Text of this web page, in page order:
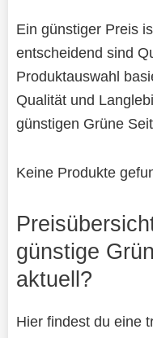
Ein günstiger Preis
entscheidend sind
Produktauswahl
Qualität und
günstigen Grüne
Keine Produkte
günstige
aktuell?
Hier findest du eine